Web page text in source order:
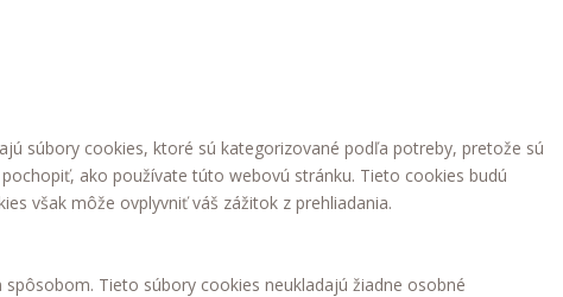
súbory cookies, ktoré sú kategorizované podľa potreby, pretože sú
ako používate túto webovú stránku. Tieto cookies budú
však môže ovplyvniť váš zážitok z prehliadania.
Tieto súbory cookies neukladajú žiadne osobné